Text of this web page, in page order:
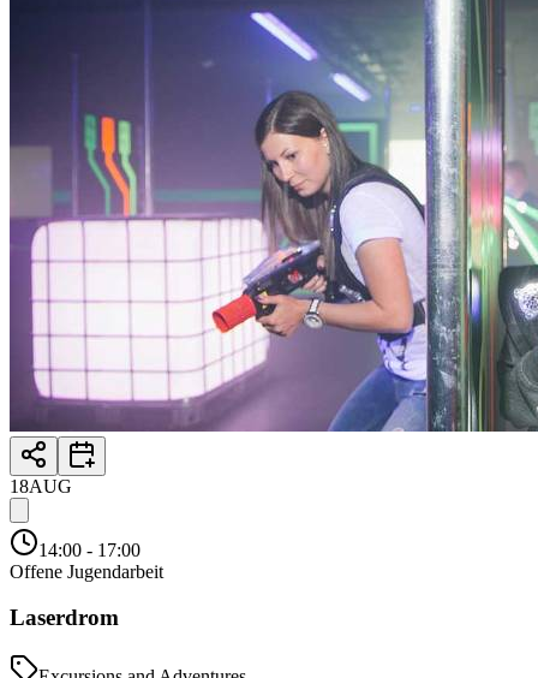
18AUG
14:00 - 17:00
Offene Jugendarbeit
Laserdrom